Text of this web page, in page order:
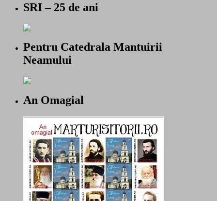
SRI – 25 de ani
Pentru Catedrala Mantuirii
Neamului
An Omagial